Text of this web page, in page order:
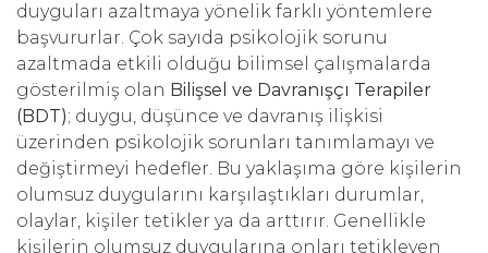
duyguları azaltmaya yönelik farklı yöntemlere
başvururlar. Çok sayıda psikolojik sorunu
azaltmada etkili olduğu bilimsel çalışmalarda
gösterilmiş olan Bilişsel ve Davranışçı Terapiler
(BDT); duygu, düşünce ve davranış ilişkisi
üzerinden psikolojik sorunları tanımlamayı ve
değiştirmeyi hedefler. Bu yaklaşıma göre kişilerin
olumsuz duygularını karşılaştıkları durumlar,
olaylar, kişiler tetikler ya da arttırır. Genellikle
kişilerin olumsuz duygularına onları tetikleyen